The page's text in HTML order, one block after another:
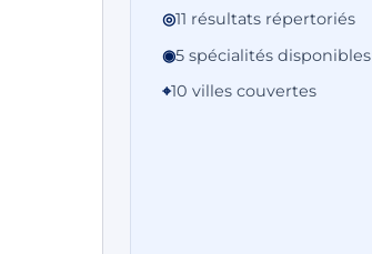
◎11 résultats répertoriés
◉5 spécialités disponibles
⌖10 villes couvertes